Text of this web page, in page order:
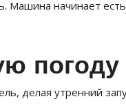
Машина начинает есть
погоду
делая утренний